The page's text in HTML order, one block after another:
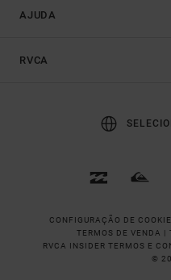
AJUDA
RVCA
CONFIGURAÇÃO DE
TERMOS DE VENDA |
RVCA INSIDER TERMOS E
©